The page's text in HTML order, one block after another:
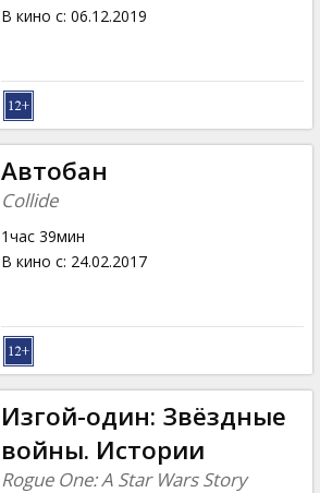
В кино с: 06.12.2019
Автобан
Collide
1час 39мин
В кино с: 24.02.2017
Изгой-один: Звёздные
войны. Истории
Rogue One: A Star Wars Story